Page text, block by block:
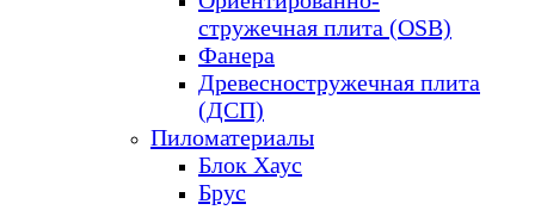
стружечная плита (OSB)
Фанера
Древесностружечная плита
(ДСП)
Пиломатериалы
Блок Хаус
Брус